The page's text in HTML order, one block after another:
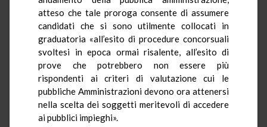
atteso che tale proroga consente di assumere
candidati che si sono utilmente collocati in
graduatoria «all’esito di procedure concorsuali
svoltesi in epoca ormai risalente, all’esito di
prove che potrebbero non essere più
rispondenti ai criteri di valutazione cui le
pubbliche Amministrazioni devono ora attenersi
nella scelta dei soggetti meritevoli di accedere
ai pubblici impieghi».